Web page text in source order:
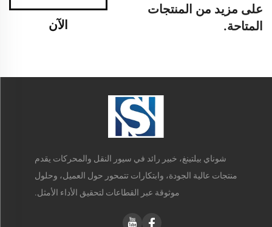
على مزيد من المنتجات
المتاحة.
الآن
شوناي بيلتينغ، خبير رائد في سيور النقل والمحركات يقدم
منتجات عالية الجودة، وابتكارات تتمحور حول العميل، وحلول
موثوقة عبر القطاعات لتحقيق الأداء الأمثل.